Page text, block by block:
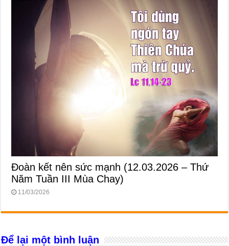
Đoàn kết nên sức mạnh (12.03.2026 – Thứ
Năm Tuần III Mùa Chay)
11/03/2026
Để lại một bình luận